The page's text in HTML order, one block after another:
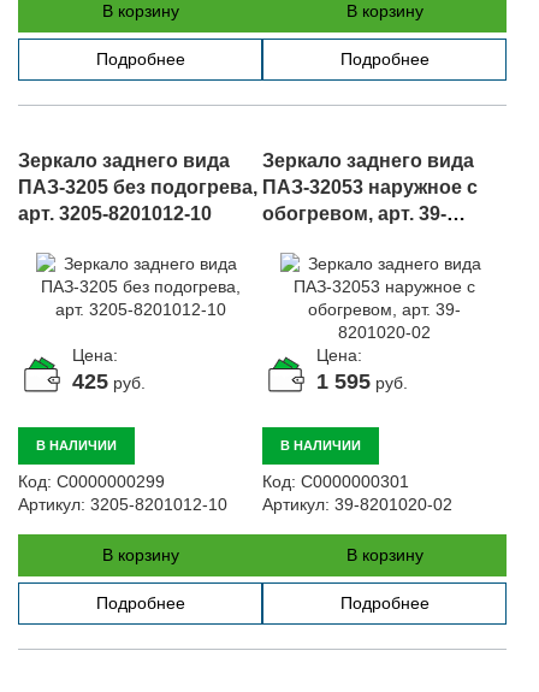
В корзину
Подробнее
В корзину
Подробнее
Зеркало заднего вида
ПАЗ-3205 без подогрева,
арт. 3205-8201012-10
Цена:
425 руб.
В НАЛИЧИИ
Код: С0000000299
Артикул: 3205-8201012-10
В корзину
Подробнее
Зеркало заднего вида
ПАЗ-32053 наружное с
обогревом, арт. 39-
Цена:
1 595 руб.
В НАЛИЧИИ
Код: С0000000301
Артикул: 39-8201020-02
В корзину
Подробнее